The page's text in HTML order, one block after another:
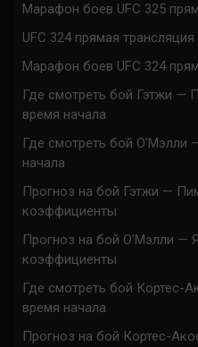
Марафон боев UFC 325
UFC 324 прямая трансляция
Марафон боев UFC 324
Где смотреть бой Гэтжи —
время начала
Где смотреть бой О’Мэлли
начала
Прогноз на бой Гэтжи —
коэффициенты
Прогноз на бой О’Мэлли —
коэффициенты
Где смотреть бой Кортес-
время начала
Прогноз на бой Кортес-